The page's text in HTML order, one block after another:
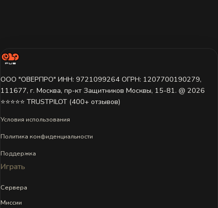
ООО "ОВЕРПРО" ИНН: 9721099264 ОГРН: 1207700190279,
111677, г. Москва, пр-кт Защитников Москвы, 15-81. @ 2026 ㅤ
⭐⭐⭐⭐⭐ TRUSTPILOT (400+ отзывов)
Условия использования
Политика конфиденциальности
Поддержка
Играть
Сервера
Миссии